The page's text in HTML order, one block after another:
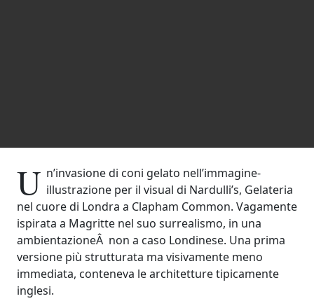
U n’invasione di coni gelato nell’immagine-
illustrazione per il visual di Nardulli’s, Gelateria
nel cuore di Londra a Clapham Common. Vagamente
ispirata a Magritte nel suo surrealismo, in una
ambientazioneÂ non a caso Londinese. Una prima
versione più strutturata ma visivamente meno
immediata, conteneva le architetture tipicamente
inglesi.